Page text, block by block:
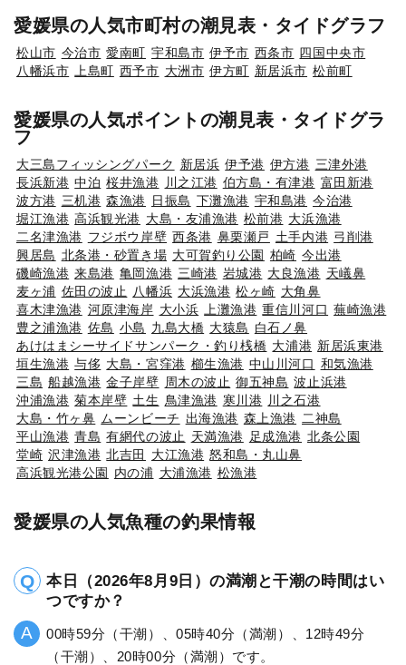
愛媛県の人気市町村の潮見表・タイドグラフ
松山市 今治市 愛南町 宇和島市 伊予市 西条市 四国中央市
八幡浜市
上島町 西予市 大洲市 伊方町 新居浜市 松前町
愛媛県の人気ポイントの潮見表・タイドグラ
フ
大三島フィッシングパーク 新居浜 伊予港 伊方港 三津外港
長浜新港 中泊 桜井漁港 川之江港 伯方島・有津港 富田新港
波方港 三机港 森漁港 日振島 下灘漁港 宇和島港 今治港
堀江漁港 高浜観光港 大島・友浦漁港 松前港 大浜漁港
二名津漁港 フジボウ岸壁 西条港 鼻栗瀬戸 土手内港 弓削港
興居島 北条港・砂置き場 大可賀釣り公園 柏崎 今出港
磯崎漁港 来島港 亀岡漁港 三崎港 岩城港 大良漁港 天嶬鼻
麦ヶ浦 佐田の波止 八幡浜 大浜漁港 松ヶ崎 大角鼻
喜木津漁港 河原津海岸 大小浜 上灘漁港 重信川河口 蕪崎漁港
豊之浦漁港 佐島 小島 九島大橋 大猿島 白石ノ鼻
あけはまシーサイドサンパーク・釣り桟橋 大浦港 新居浜東港
垣生漁港 与侈 大島・宮窪港 櫛生漁港 中山川河口 和気漁港
三島 船越漁港 金子岸壁 周木の波止 御五神島 波止浜港
沖浦漁港 菊本岸壁 土生 鳥津漁港 寒川港 川之石港
大島・竹ヶ鼻 ムーンビーチ 出海漁港 森上漁港 二神島
平山漁港 青島 有網代の波止 天満漁港 足成漁港 北条公園
堂崎 沢津漁港 北吉田 大江漁港 怒和島・丸山鼻
高浜観光港公園 内の浦 大浦漁港 松漁港
愛媛県の人気魚種の釣果情報
本日（2026年8月9日）の満潮と干潮の時間はい
つですか？
00時59分（干潮）、05時40分（満潮）、12時49分
（干潮）、20時00分（満潮）です。